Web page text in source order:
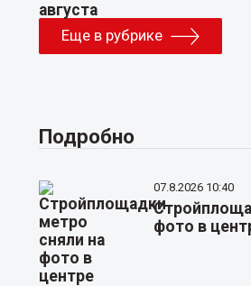
Еще в рубрике
Подробно
07.8.2026 10:40
фото в